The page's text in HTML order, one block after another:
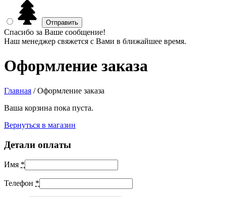
Спасибо за Ваше сообщение!
Наш менеджер свяжется с Вами в ближайшее время.
Оформление заказа
Главная /Оформление заказа
Ваша корзина пока пуста.
Вернуться в магазин
Детали оплаты
Имя *
Телефон *